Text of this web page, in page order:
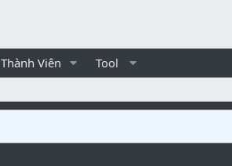
Thành Viên Tool